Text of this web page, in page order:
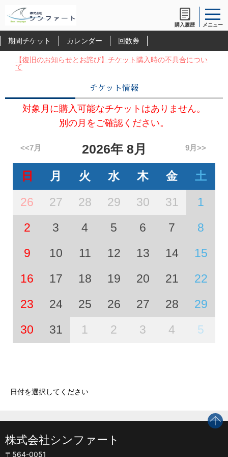
購入履歴 メニュー
期間チケット カレンダー 回数券
【復旧のお知らせとお詫び】チケット購入時の不具合につい
て
チケット情報
対象月に購入可能なチケットはありません。
別の月をご確認ください。
<<7月 9月>>
2026年 8月
日 月 火 水 木 金 土
26 27 28 29 30 31
1
2
3 4 5 6 7
8
9
10 11 12 13 14
15
16
17 18 19 20 21
22
23
24 25 26 27 28
29
30
31 1 2 3 4 5
日付を選択してください
株式会社シンファート
〒564-0051